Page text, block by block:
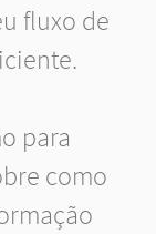
fluxo de
para
como